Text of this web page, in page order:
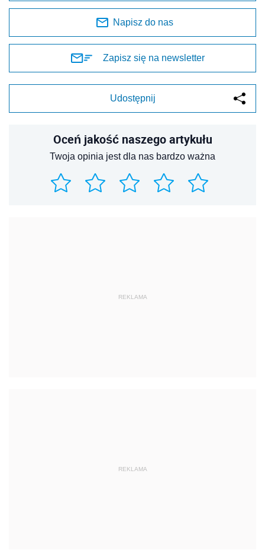
Napisz do nas
Zapisz się na newsletter
Udostępnij
Oceń jakość naszego artykułu
Twoja opinia jest dla nas bardzo ważna
REKLAMA
REKLAMA